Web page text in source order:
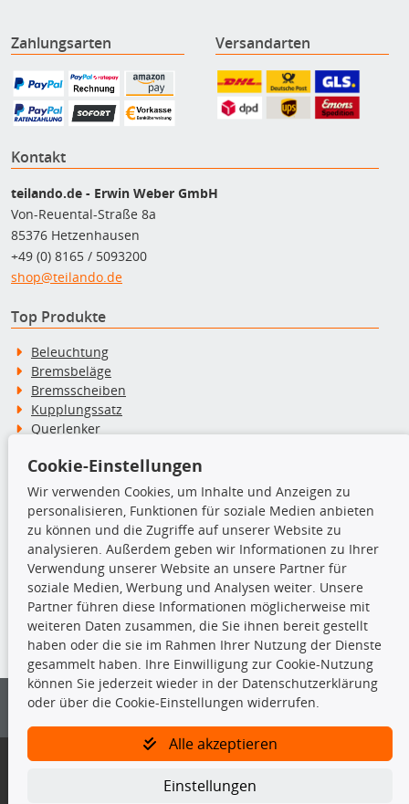
Zahlungsarten Versandarten
Kontakt
teilando.de - Erwin Weber GmbH
Von-Reuental-Straße 8a
85376 Hetzenhausen
+49 (0) 8165 / 5093200
shop@teilando.de
Top Produkte
Beleuchtung
Bremsbeläge
Bremsscheiben
Kupplungssatz
Querlenker
Stoßdämpfer
TecDoc Inside
Die hier angezeigten Daten insbesondere die gesamte Datenbank dürfen
nicht kopiert werden.
Es ist zu unterlassen, die Daten oder die gesamte Datenbank ohne
vorherige Zustimmung von TecDoc zu vervielfältigen, zu verbreiten
und/oder diese Handlungen durch Dritte ausführen zu lassen. Ein
Bitte prüfen Sie, ob das über unseren Onlineshop identifizierte Ersatzteil
Gegebenenfalls sind ergänzende Informationen notwendig, um
Cookie-Einstellungen
Wir verwenden Cookies, um Inhalte und Anzeigen zu
personalisieren, Funktionen für soziale Medien anbieten
zu können und die Zugriffe auf unserer Website zu
analysieren. Außerdem geben wir Informationen zu Ihrer
Verwendung unserer Website an unsere Partner für
soziale Medien, Werbung und Analysen weiter. Unsere
Partner führen diese Informationen möglicherweise mit
weiteren Daten zusammen, die Sie ihnen bereit gestellt
haben oder die sie im Rahmen Ihrer Nutzung der Dienste
gesammelt haben. Ihre Einwilligung zur Cookie-Nutzung
können Sie jederzeit wieder in der Datenschutzerklärung
oder über die Cookie-Einstellungen widerrufen.
Alle akzeptieren
Einstellungen